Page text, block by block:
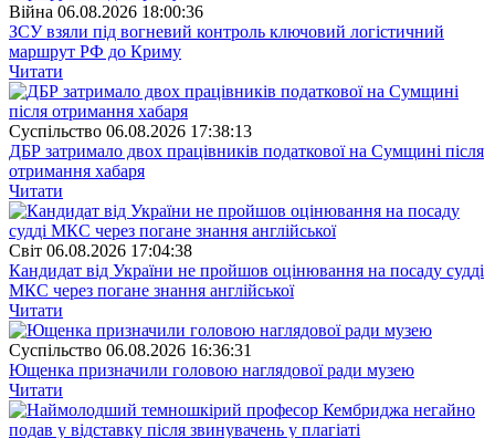
Війна 06.08.2026 18:00:36
ЗСУ взяли під вогневий контроль ключовий логістичний
маршрут РФ до Криму
Читати
Суспiльство 06.08.2026 17:38:13
ДБР затримало двох працівників податкової на Сумщині після
отримання хабаря
Читати
Свiт 06.08.2026 17:04:38
Кандидат від України не пройшов оцінювання на посаду судді
МКС через погане знання англійської
Читати
Суспiльство 06.08.2026 16:36:31
Ющенка призначили головою наглядової ради музею
Читати